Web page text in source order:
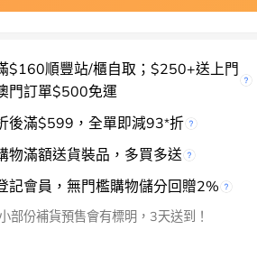
$160順豐站/櫃自取；$250+送上門
門訂單$500免運
後滿$599，全單即減93*折
物滿額送貨裝品，多買多送
記會員，無門檻購物儲分回贈2%
部份補貨預售會有標明，3天送到！